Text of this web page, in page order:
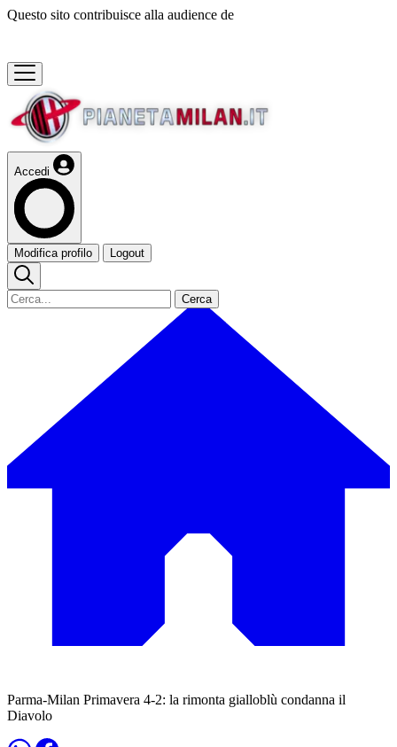
Questo sito contribuisce alla audience de
Accedi
Modifica profilo Logout
Cerca
Parma-Milan Primavera 4-2: la rimonta gialloblù condanna il
Diavolo